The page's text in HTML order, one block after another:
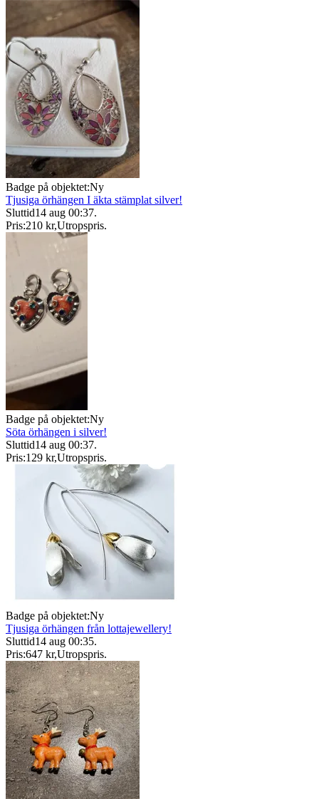
Badge på objektet:Ny
Tjusiga örhängen I äkta stämplat silver!
Sluttid14 aug 00:37.
Pris:210 kr,Utropspris.
Badge på objektet:Ny
Söta örhängen i silver!
Sluttid14 aug 00:37.
Pris:129 kr,Utropspris.
Badge på objektet:Ny
Tjusiga örhängen från lottajewellery!
Sluttid14 aug 00:35.
Pris:647 kr,Utropspris.